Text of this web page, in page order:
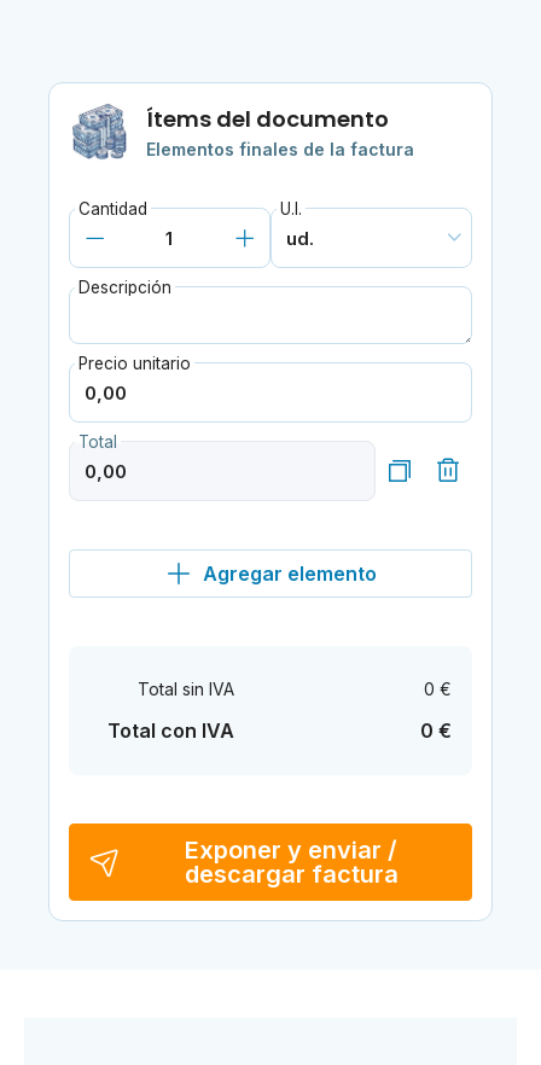
Ítems del documento
Elementos finales de la factura
Cantidad U.I.
Descripción
Precio unitario
Total
Agregar elemento
Total sin IVA 0 €
Total con IVA 0 €
Exponer y enviar /
descargar factura